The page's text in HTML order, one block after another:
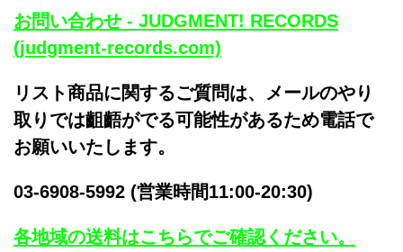
お問い合わせ - JUDGMENT! RECORDS
(judgment-records.com)
リスト商品に関するご質問は、メールのやり
取りでは齟齬がでる可能性があるため電話で
お願いいたします。
03-6908-5992 (営業時間11:00-20:30)
各地域の送料はこちらでご確認ください。